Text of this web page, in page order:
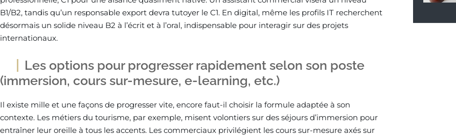
B1/B2, tandis qu’un responsable export devra tutoyer le C1. En digital, même les profils IT recherchent
désormais un solide niveau B2 à l’écrit et à l’oral, indispensable pour interagir sur des projets
internationaux.
Les options pour progresser rapidement selon son poste
(immersion, cours sur-mesure, e-learning, etc.)
Il existe mille et une façons de progresser vite, encore faut-il choisir la formule adaptée à son
contexte. Les métiers du tourisme, par exemple, misent volontiers sur des séjours d’immersion pour
entraîner leur oreille à tous les accents. Les commerciaux privilégient les cours sur-mesure axés sur